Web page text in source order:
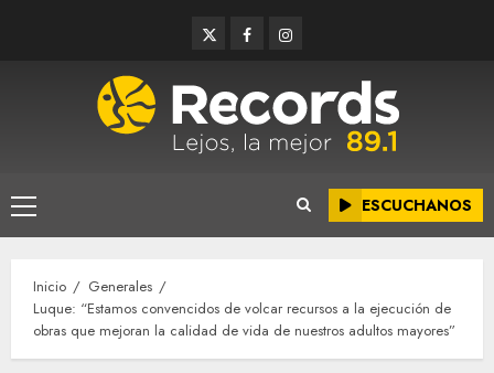
TwitterFacebookInstagram
Menú
principal
ESCUCHANOS
Inicio
Generales
Luque: “Estamos convencidos de volcar recursos a la ejecución de
obras que mejoran la calidad de vida de nuestros adultos mayores”